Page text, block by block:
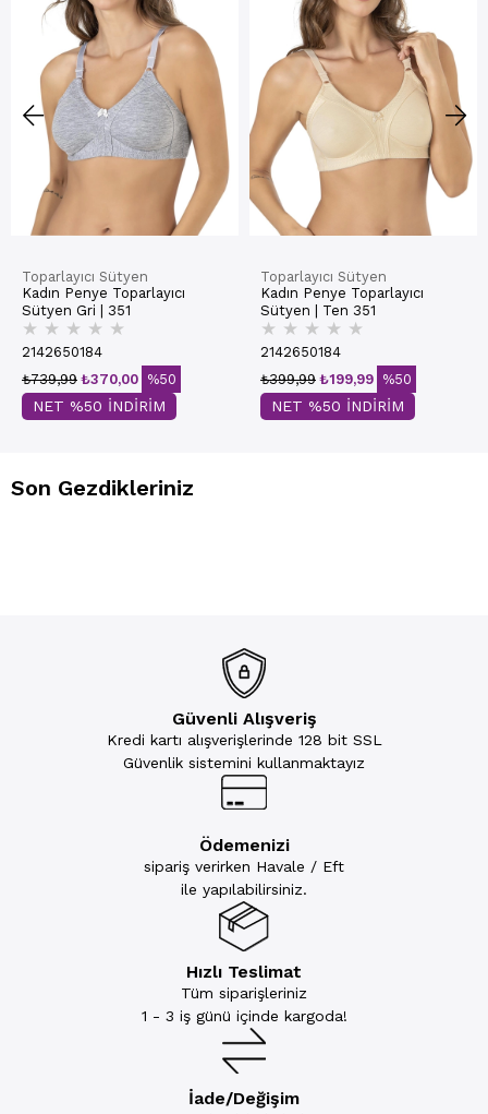
Toparlayıcı Sütyen
Kadın Penye Toparlayıcı
Sütyen Gri | 351
★ ★ ★ ★ ★
2142650184
₺370,00
₺739,99 %50
NET %50 İNDİRİM
Toparlayıcı Sütyen
Kadın Penye Toparlayıcı
Sütyen | Ten 351
★ ★ ★ ★ ★
2142650184
₺199,99
₺399,99 %50
NET %50 İNDİRİM
Son Gezdikleriniz
Güvenli Alışveriş
Kredi kartı alışverişlerinde 128 bit SSL
Güvenlik sistemini kullanmaktayız
Ödemenizi
sipariş verirken Havale / Eft
ile yapılabilirsiniz.
Hızlı Teslimat
Tüm siparişleriniz
1 - 3 iş günü içinde kargoda!
İade/Değişim